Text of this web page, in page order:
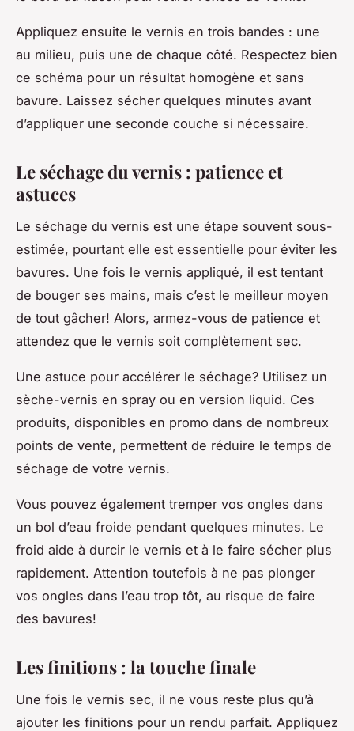
Appliquez ensuite le vernis en trois bandes : une
au milieu, puis une de chaque côté. Respectez bien
ce schéma pour un résultat homogène et sans
bavure. Laissez sécher quelques minutes avant
d’appliquer une seconde couche si nécessaire.
Le séchage du vernis : patience et
astuces
Le séchage du vernis est une étape souvent sous-
estimée, pourtant elle est essentielle pour éviter les
bavures. Une fois le vernis appliqué, il est tentant
de bouger ses mains, mais c’est le meilleur moyen
de tout gâcher! Alors, armez-vous de patience et
attendez que le vernis soit complètement sec.
Une astuce pour accélérer le séchage? Utilisez un
sèche-vernis en spray ou en version liquid. Ces
produits, disponibles en promo dans de nombreux
points de vente, permettent de réduire le temps de
séchage de votre vernis.
Vous pouvez également tremper vos ongles dans
un bol d’eau froide pendant quelques minutes. Le
froid aide à durcir le vernis et à le faire sécher plus
rapidement. Attention toutefois à ne pas plonger
vos ongles dans l’eau trop tôt, au risque de faire
des bavures!
Les finitions : la touche finale
Une fois le vernis sec, il ne vous reste plus qu’à
ajouter les finitions pour un rendu parfait. Appliquez